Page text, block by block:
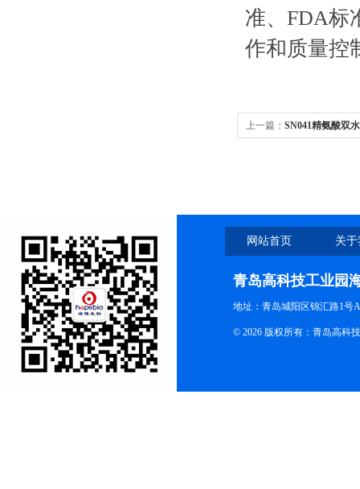
准、FDA标
作和质量控
上一篇： SN041精氨酸双
网站首页 关
青岛高科技工业园
地址：青岛城阳区锦汇路1号
© 2026 版权所有：青岛高科